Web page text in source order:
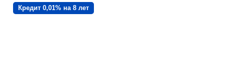
Кредит 0,01% на 8 лет